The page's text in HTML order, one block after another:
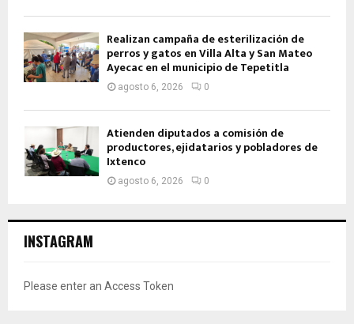
Realizan campaña de esterilización de
perros y gatos en Villa Alta y San Mateo
Ayecac en el municipio de Tepetitla
agosto 6, 2026 0
Atienden diputados a comisión de
productores, ejidatarios y pobladores de
Ixtenco
agosto 6, 2026 0
INSTAGRAM
Please enter an Access Token